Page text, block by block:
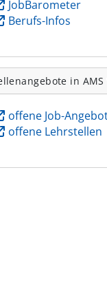
JobBarometer
Berufs-Infos
in
offene Job-
offene Lehrstellen